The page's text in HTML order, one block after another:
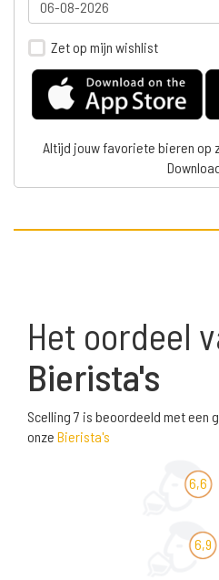
Zet op mijn wishlist
Altijd jouw favoriete bieren op
Het oordeel
Bierista's
Scelling 7 is beoordeeld met een
onze Bierista's
6,6
6,9